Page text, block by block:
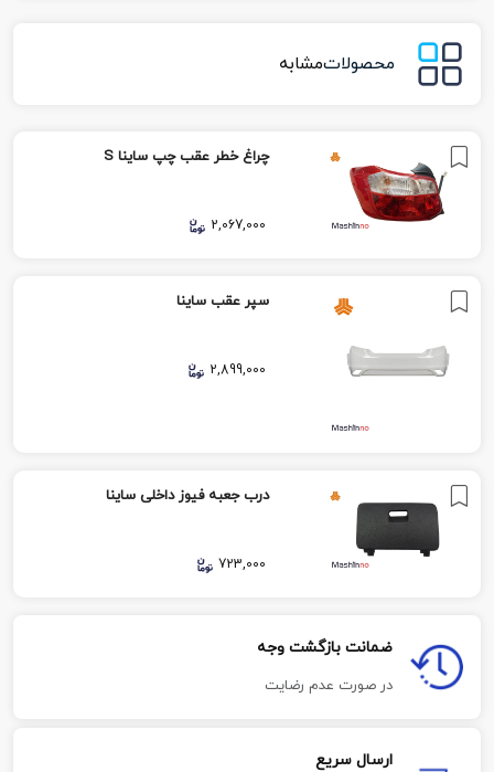
محصولاتمشابه
چراغ خطر عقب چپ ساینا S
2,067,000
سپر عقب ساینا
2,899,000
درب جعبه فیوز داخلی ساینا
723,000
ضمانت بازگشت وجه
در صورت عدم رضایت
ارسال سریع